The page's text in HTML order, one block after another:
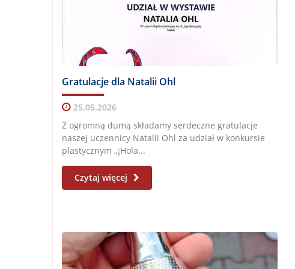
Gratulacje dla Natalii Ohl
25.05.2026
Z ogromną dumą składamy serdeczne gratulacje
naszej uczennicy Natalii Ohl za udział w konkursie
plastycznym „¡Hola...
Czytaj więcej